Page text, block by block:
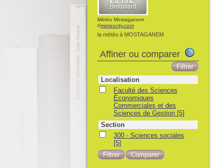
Météo Mostaganem
©meteocity.com
la météo à MOSTAGANEM
Affiner ou comparer
Localisation
Faculté des Sciences
Économiques
Commerciales et des
Sciences de Gestion [5]
Section
300 - Sciences sociales
[5]